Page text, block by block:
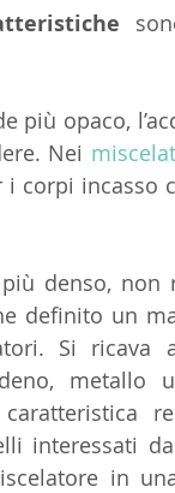
più opaco,
Nei
corpi incasso
denso, non
definito un
Si ricava
metallo
interessati
in